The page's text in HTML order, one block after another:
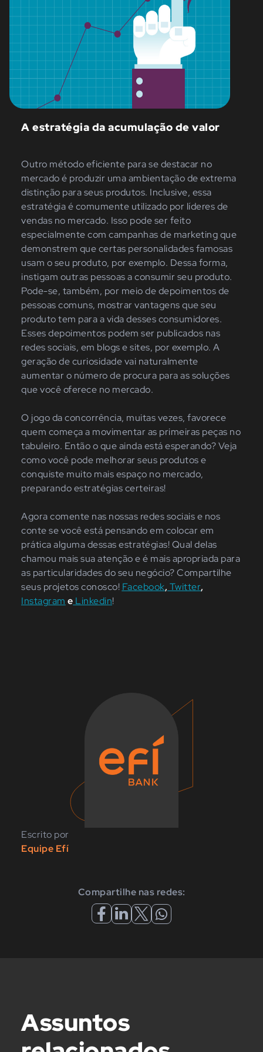
A estratégia da acumulação de valor
Outro método eficiente para se destacar no
mercado é produzir uma ambientação de extrema
distinção para seus produtos. Inclusive, essa
estratégia é comumente utilizado por líderes de
vendas no mercado. Isso pode ser feito
especialmente com campanhas de marketing que
demonstrem que certas personalidades famosas
usam o seu produto, por exemplo. Dessa forma,
instigam outras pessoas a consumir seu produto.
Pode-se, também, por meio de depoimentos de
pessoas comuns, mostrar vantagens que seu
produto tem para a vida desses consumidores.
Esses depoimentos podem ser publicados nas
redes sociais, em blogs e sites, por exemplo. A
geração de curiosidade vai naturalmente
aumentar o número de procura para as soluções
que você oferece no mercado.
O jogo da concorrência, muitas vezes, favorece
quem começa a movimentar as primeiras peças no
tabuleiro. Então o que ainda está esperando? Veja
como você pode melhorar seus produtos e
conquiste muito mais espaço no mercado,
preparando estratégias certeiras!
Agora comente nas nossas redes sociais e nos
conte se você está pensando em colocar em
prática alguma dessas estratégias! Qual delas
chamou mais sua atenção e é mais apropriada para
as particularidades do seu negócio? Compartilhe
seus projetos conosco! Facebook, Twitter,
Instagram e Linkedin!
Escrito por
Equipe Efí
Compartilhe nas redes:
Assuntos